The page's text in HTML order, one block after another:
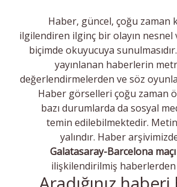
Haber, güncel, çoğu zaman
ilgilendiren ilginç bir olayın
biçimde okuyucuya
yayınlanan haberlerin
değerlendirmelerden ve söz
Haber görselleri çoğu zaman
bazı durumlarda da sosyal
temin edilebilmektedir.
yalındır. Haber
Galatasaray-Barcelona maçı
ilişkilendirilmiş haberlerden